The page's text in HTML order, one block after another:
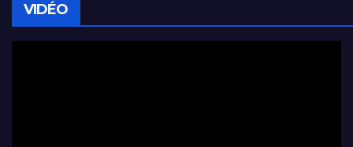
VIDÉO